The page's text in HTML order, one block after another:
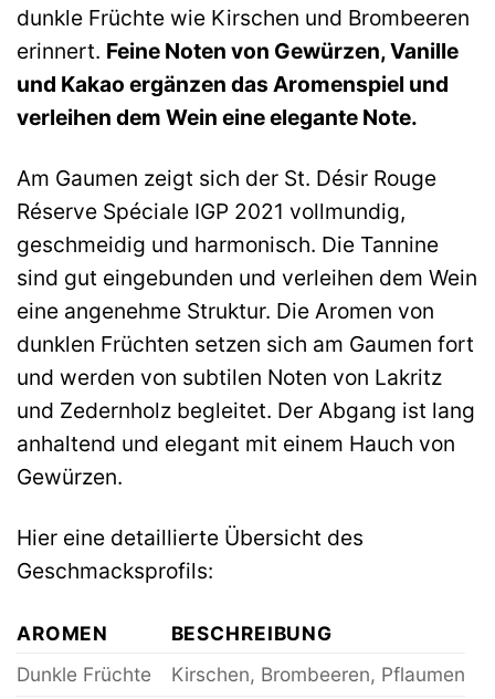
dunkle Früchte wie Kirschen und Brombeeren
erinnert. Feine Noten von Gewürzen, Vanille
und Kakao ergänzen das Aromenspiel und
verleihen dem Wein eine elegante Note.
Am Gaumen zeigt sich der St. Désir Rouge
Réserve Spéciale IGP 2021 vollmundig,
geschmeidig und harmonisch. Die Tannine
sind gut eingebunden und verleihen dem Wein
eine angenehme Struktur. Die Aromen von
dunklen Früchten setzen sich am Gaumen fort
und werden von subtilen Noten von Lakritz
und Zedernholz begleitet. Der Abgang ist lang
anhaltend und elegant mit einem Hauch von
Gewürzen.
Hier eine detaillierte Übersicht des
Geschmacksprofils:
AROMEN
BESCHREIBUNG
Dunkle Früchte
Kirschen, Brombeeren, Pflaumen